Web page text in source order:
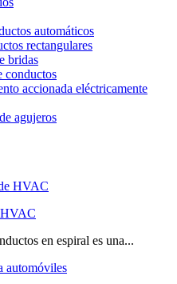
automáticos
rectangulares
bridas
conductos
accionada eléctricamente
agujeros
HVAC
en espiral es una...